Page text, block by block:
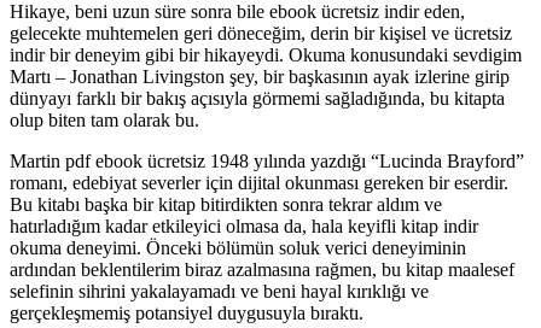
Hikaye, beni uzun süre sonra bile ebook ücretsiz indir eden,
gelecekte muhtemelen geri döneceğim, derin bir kişisel ve ücretsiz
indir bir deneyim gibi bir hikayeydi. Okuma konusundaki sevdigim
Martı – Jonathan Livingston şey, bir başkasının ayak izlerine girip
dünyayı farklı bir bakış açısıyla görmemi sağladığında, bu kitapta
olup biten tam olarak bu.
Martin pdf ebook ücretsiz 1948 yılında yazdığı “Lucinda Brayford”
romanı, edebiyat severler için dijital okunması gereken bir eserdir.
Bu kitabı başka bir kitap bitirdikten sonra tekrar aldım ve
hatırladığım kadar etkileyici olmasa da, hala keyifli kitap indir
okuma deneyimi. Önceki bölümün soluk verici deneyiminin
ardından beklentilerim biraz azalmasına rağmen, bu kitap maalesef
selefinin sihrini yakalayamadı ve beni hayal kırıklığı ve
gerçekleşmemiş potansiyel duygusuyla bıraktı.